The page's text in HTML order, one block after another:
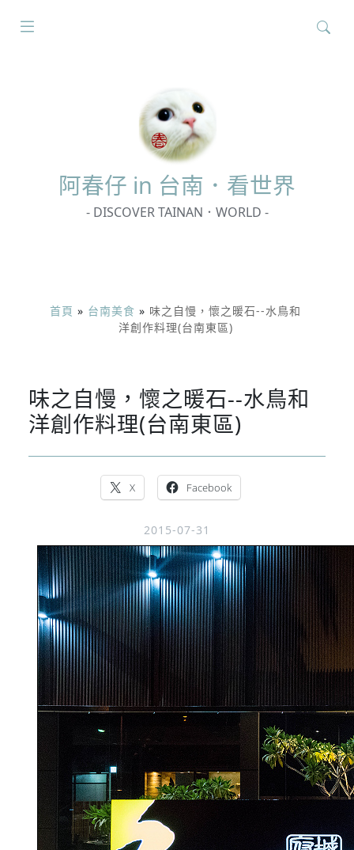
阿春仔 in 台南．看世界
- DISCOVER TAINAN．WORLD -
首頁 » 台南美食 » 味之自慢，懷之暖石--水鳥和
洋創作料理(台南東區)
味之自慢，懷之暖石--水鳥和
洋創作料理(台南東區)
X Facebook
2015-07-31